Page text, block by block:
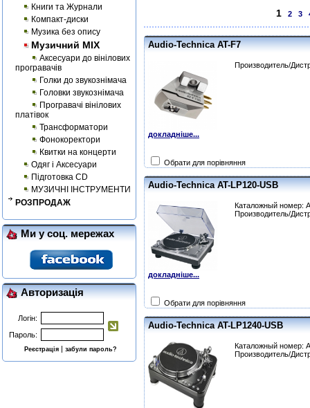
Книги та Журнали
Компакт-диски
Музика без опису
Музичний MIX
Аксесуари до вінілових
програвачів
Голки до звукознімача
Головки звукознімача
Програвачі вінілових
платівок
Трансформатори
Фонокоректори
Квитки на концерти
Одяг і Аксесуари
Підготовка CD
МУЗИЧНІ ІНСТРУМЕНТИ
РОЗПРОДАЖ
Ми у соц. мережах
Авторизація
Логін:
Пароль:
Реєстрація |забули пароль?
1 2 3
Audio-Technica AT-F7
докладніше...
Производитель/
Обрати для порівняння
Audio-Technica AT-LP120-USB
докладніше...
Каталожный номер:
Производитель/
Обрати для порівняння
Audio-Technica AT-LP1240-USB
Каталожный номер:
Производитель/